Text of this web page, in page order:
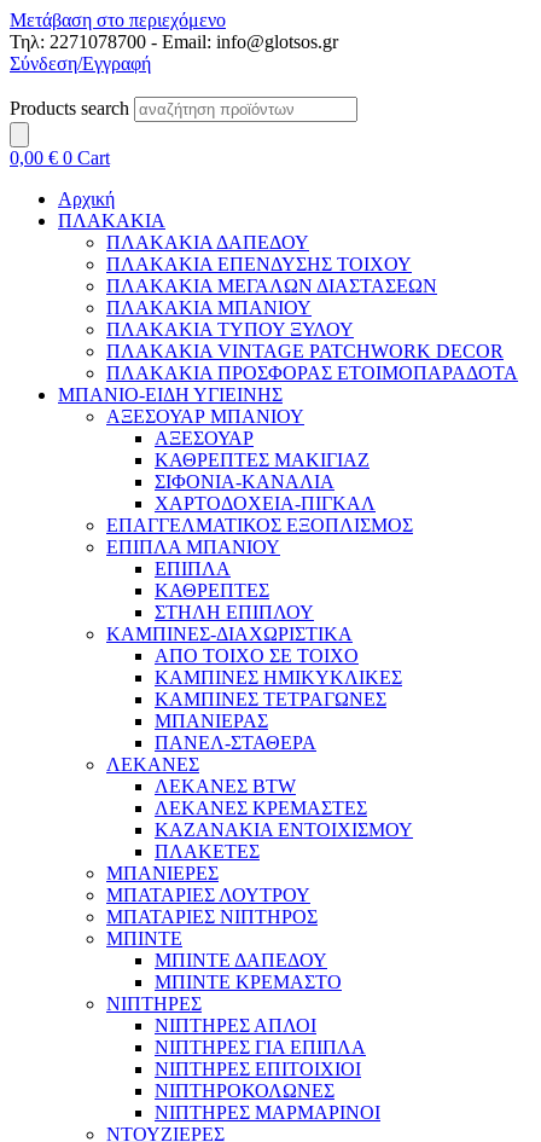
Μετάβαση στο περιεχόμενο
Τηλ: 2271078700 - Email: info@glotsos.gr
Σύνδεση/Εγγραφή
Products search
0,00 € 0 Cart
Αρχική
ΠΛΑΚΑΚΙΑ
ΠΛΑΚΑΚΙΑ ΔΑΠΕΔΟΥ
ΠΛΑΚΑΚΙΑ ΕΠΕΝΔΥΣΗΣ ΤΟΙΧΟΥ
ΠΛΑΚΑΚΙΑ ΜΕΓΑΛΩΝ ΔΙΑΣΤΑΣΕΩΝ
ΠΛΑΚΑΚΙΑ ΜΠΑΝΙΟΥ
ΠΛΑΚΑΚΙΑ ΤΥΠΟΥ ΞΥΛΟΥ
ΠΛΑΚΑΚΙΑ VINTAGE PATCHWORK DECOR
ΠΛΑΚΑΚΙΑ ΠΡΟΣΦΟΡΑΣ ΕΤΟΙΜΟΠΑΡΑΔΟΤΑ
ΜΠΑΝΙΟ-ΕΙΔΗ ΥΓΙΕΙΝΗΣ
ΑΞΕΣΟΥΑΡ ΜΠΑΝΙΟΥ
ΑΞΕΣΟΥΑΡ
ΚΑΘΡΕΠΤΕΣ ΜΑΚΙΓΙΑΖ
ΣΙΦΟΝΙΑ-ΚΑΝΑΛΙΑ
ΧΑΡΤΟΔΟΧΕΙΑ-ΠΙΓΚΑΛ
ΕΠΑΓΓΕΛΜΑΤΙΚΟΣ ΕΞΟΠΛΙΣΜΟΣ
ΕΠΙΠΛΑ ΜΠΑΝΙΟΥ
ΕΠΙΠΛΑ
ΚΑΘΡΕΠΤΕΣ
ΣΤΗΛΗ ΕΠΙΠΛΟΥ
ΚΑΜΠΙΝΕΣ-ΔΙΑΧΩΡΙΣΤΙΚΑ
ΑΠΟ ΤΟΙΧΟ ΣΕ ΤΟΙΧΟ
ΚΑΜΠΙΝΕΣ ΗΜΙΚΥΚΛΙΚΕΣ
ΚΑΜΠΙΝΕΣ ΤΕΤΡΑΓΩΝΕΣ
ΜΠΑΝΙΕΡΑΣ
ΠΑΝΕΛ-ΣΤΑΘΕΡΑ
ΛΕΚΑΝΕΣ
ΛΕΚΑΝΕΣ BTW
ΛΕΚΑΝΕΣ ΚΡΕΜΑΣΤΕΣ
ΚΑΖΑΝΑΚΙΑ ΕΝΤΟΙΧΙΣΜΟΥ
ΠΛΑΚΕΤΕΣ
ΜΠΑΝΙΕΡΕΣ
ΜΠΑΤΑΡΙΕΣ ΛΟΥΤΡΟΥ
ΜΠΑΤΑΡΙΕΣ ΝΙΠΤΗΡΟΣ
ΜΠΙΝΤΕ
ΜΠΙΝΤΕ ΔΑΠΕΔΟΥ
ΜΠΙΝΤΕ ΚΡΕΜΑΣΤΟ
ΝΙΠΤΗΡΕΣ
ΝΙΠΤΗΡΕΣ ΑΠΛΟΙ
ΝΙΠΤΗΡΕΣ ΓΙΑ ΕΠΙΠΛΑ
ΝΙΠΤΗΡΕΣ ΕΠΙΤΟΙΧΙΟΙ
ΝΙΠΤΗΡΟΚΟΛΩΝΕΣ
ΝΙΠΤΗΡΕΣ ΜΑΡΜΑΡΙΝΟΙ
ΝΤΟΥΖΙΕΡΕΣ